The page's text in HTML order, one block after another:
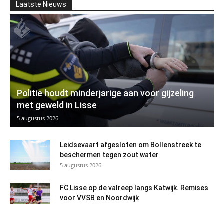
Laatste Nieuws
Politie houdt minderjarige aan voor gijzeling
met geweld in Lisse
5 augustus 2026
Leidsevaart afgesloten om Bollenstreek te
beschermen tegen zout water
5 augustus 2026
FC Lisse op de valreep langs Katwijk. Remises
voor VVSB en Noordwijk